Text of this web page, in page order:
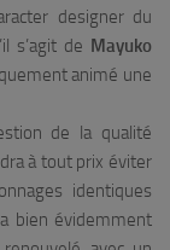
designer du
s’agit de Mayuko
animé une
de la qualité
à tout prix éviter
identiques
bien évidemment